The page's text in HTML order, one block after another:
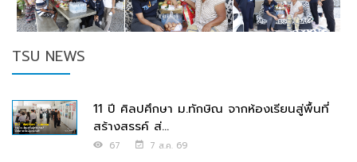
TSU NEWS
11 ปี ศิลปศึกษา ม.ทักษิณ จากห้องเรียนสู่พื้นที่
สร้างสรรค์ ส่...
67 7 ส.ค. 69